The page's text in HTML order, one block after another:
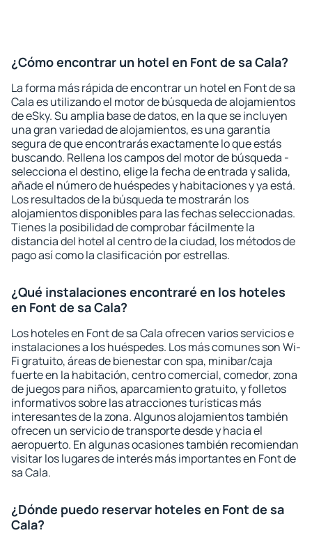
¿Cómo encontrar un hotel en Font de sa Cala?
La forma más rápida de encontrar un hotel en Font de sa
Cala es utilizando el motor de búsqueda de alojamientos
de eSky. Su amplia base de datos, en la que se incluyen
una gran variedad de alojamientos, es una garantía
segura de que encontrarás exactamente lo que estás
buscando. Rellena los campos del motor de búsqueda -
selecciona el destino, elige la fecha de entrada y salida,
añade el número de huéspedes y habitaciones y ya está.
Los resultados de la búsqueda te mostrarán los
alojamientos disponibles para las fechas seleccionadas.
Tienes la posibilidad de comprobar fácilmente la
distancia del hotel al centro de la ciudad, los métodos de
pago así como la clasificación por estrellas.
¿Qué instalaciones encontraré en los hoteles
en Font de sa Cala?
Los hoteles en Font de sa Cala ofrecen varios servicios e
instalaciones a los huéspedes. Los más comunes son Wi-
Fi gratuito, áreas de bienestar con spa, minibar/caja
fuerte en la habitación, centro comercial, comedor, zona
de juegos para niños, aparcamiento gratuito, y folletos
informativos sobre las atracciones turísticas más
interesantes de la zona. Algunos alojamientos también
ofrecen un servicio de transporte desde y hacia el
aeropuerto. En algunas ocasiones también recomiendan
visitar los lugares de interés más importantes en Font de
sa Cala.
¿Dónde puedo reservar hoteles en Font de sa
Cala?